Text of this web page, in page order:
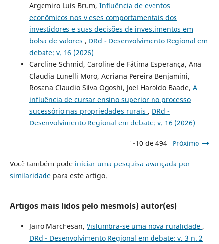
Argemiro Luís Brum, Influência de eventos
econômicos nos vieses comportamentais dos
investidores e suas decisões de investimentos em
bolsa de valores , DRd - Desenvolvimento Regional em
debate: v. 16 (2026)
Caroline Schmid, Caroline de Fátima Esperança, Ana
Claudia Lunelli Moro, Adriana Pereira Benjamini,
Rosana Claudio Silva Ogoshi, Joel Haroldo Baade, A
influência de cursar ensino superior no processo
sucessório nas propriedades rurais , DRd -
Desenvolvimento Regional em debate: v. 16 (2026)
1-10 de 494 Próximo
Você também pode iniciar uma pesquisa avançada por
similaridadepara este artigo.
Artigos mais lidos pelo mesmo(s) autor(es)
Jairo Marchesan, Vislumbra-se uma nova ruralidade ,
DRd - Desenvolvimento Regional em debate: v. 3 n. 2